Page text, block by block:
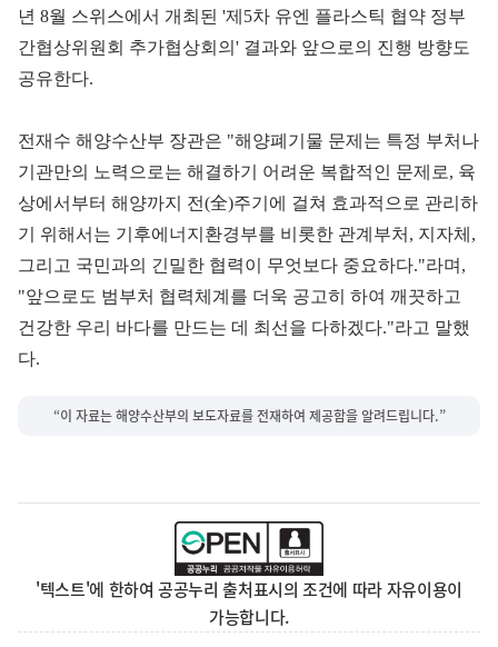
년 8월 스위스에서 개최된 '제5차 유엔 플라스틱 협약 정부
간협상위원회 추가협상회의' 결과와 앞으로의 진행 방향도
공유한다.
전재수 해양수산부 장관은 "해양폐기물 문제는 특정 부처나
기관만의 노력으로는 해결하기 어려운 복합적인 문제로, 육
상에서부터 해양까지 전(全)주기에 걸쳐 효과적으로 관리하
기 위해서는 기후에너지환경부를 비롯한 관계부처, 지자체,
그리고 국민과의 긴밀한 협력이 무엇보다 중요하다."라며,
"앞으로도 범부처 협력체계를 더욱 공고히 하여 깨끗하고
건강한 우리 바다를 만드는 데 최선을 다하겠다."라고 말했
다.
“이 자료는 해양수산부의 보도자료를 전재하여 제공함을 알려드립니다.”
'텍스트'에 한하여 공공누리 출처표시의 조건에 따라 자유이용이
가능합니다.